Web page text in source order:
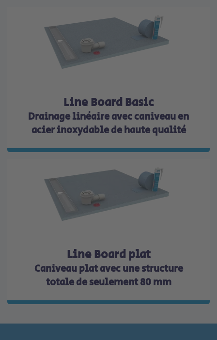
Line Board Basic
Drainage linéaire avec caniveau en
acier inoxydable de haute qualité
Line Board plat
Caniveau plat avec une structure
totale de seulement 80 mm